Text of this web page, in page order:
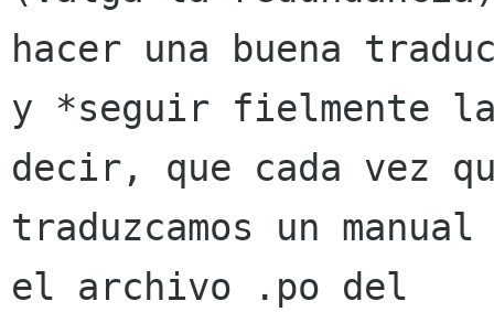
hacer una buena
y *seguir fielmente
decir, que cada vez
traduzcamos un
el archivo .po del